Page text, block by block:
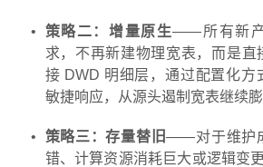
策略二：增量原生——所有新产
求，不再新建物理宽表，而是直
接 DWD 明细层，通过配置化方
敏捷响应，从源头遏制宽表继续膨
策略三：存量替旧——对于维护
错、计算资源消耗巨大或逻辑变